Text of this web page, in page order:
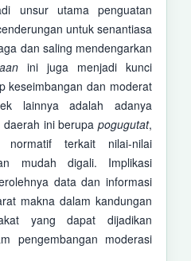
unsur utama penguatan
untuk senantiasa
dan saling mendengarkan
ini juga menjadi kunci
keseimbangan dan moderat
lainnya adalah adanya
daerah ini berupapogugutat,
normatif terkait nilai-nilai
mudah digali. Implikasi
data dan informasi
makna dalam kandungan
yang dapat dijadikan
pengembangan moderasi